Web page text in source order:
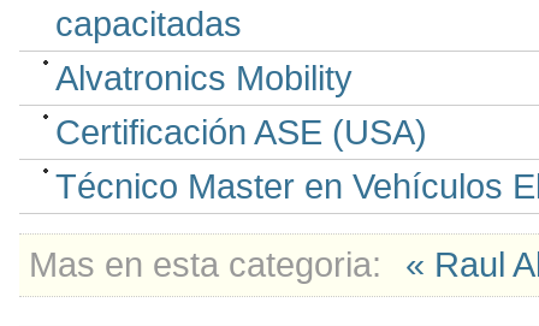
capacitadas
Alvatronics Mobility
Certificación ASE (USA)
Técnico Master en Vehículos
Mas en esta categoria: « Raul